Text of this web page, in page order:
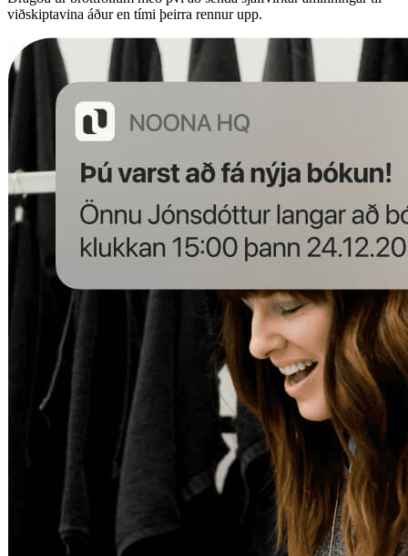
viðskiptavina áður en tími þeirra rennur upp.